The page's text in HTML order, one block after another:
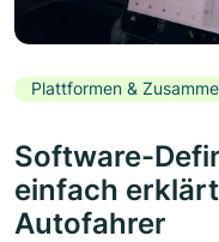
Plattformen &
Software-
einfach
Autofahrer